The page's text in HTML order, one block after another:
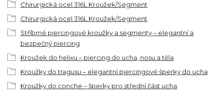
Chirurgická ocel 316L Kroužek/Segment
Chirurgická ocel 316L Kroužek/Segment
Stříbrné piercingové kroužky a segmenty – elegantní a
bezpečný piercing
Kroužek do helixu – piercing do ucha, nosu a těla
Kroužky do tragusu – elegantní piercingové šperky do ucha
Kroužky do conche – šperky pro střední část ucha